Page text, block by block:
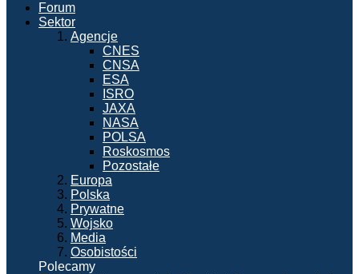
Forum
Sektor
Agencje
CNES
CNSA
ESA
ISRO
JAXA
NASA
POLSA
Roskosmos
Pozostałe
Europa
Polska
Prywatne
Wojsko
Media
Osobistości
Polecamy